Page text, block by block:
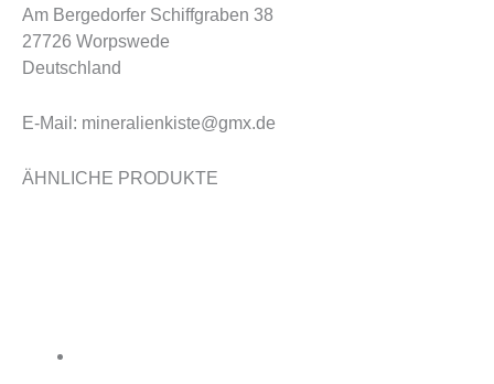
Am Bergedorfer Schiffgraben 38
27726 Worpswede
Deutschland
E-Mail: mineralienkiste@gmx.de
ÄHNLICHE PRODUKTE